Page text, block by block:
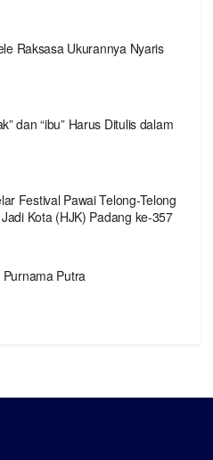
Raksasa Ukurannya Nyaris
dan “ibu” Harus Ditulis dalam
Festival Pawai Telong-Telong
Kota (HJK) Padang ke-357
Putra